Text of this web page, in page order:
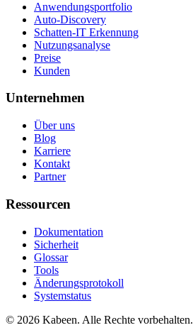
Anwendungsportfolio
Auto-Discovery
Schatten-IT Erkennung
Nutzungsanalyse
Preise
Kunden
Unternehmen
Über uns
Blog
Karriere
Kontakt
Partner
Ressourcen
Dokumentation
Sicherheit
Glossar
Tools
Änderungsprotokoll
Systemstatus
© 2026 Kabeen. Alle Rechte vorbehalten.